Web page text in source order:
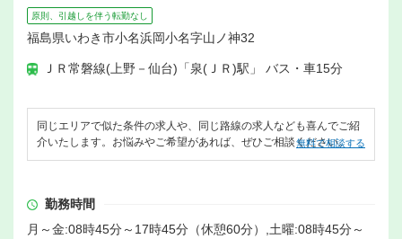
原則、引越しを伴う転勤なし
福島県いわき市小名浜岡小名字山ノ神32
ＪＲ常磐線(上野－仙台)「泉(ＪＲ)駅」 バス・車15分
同じエリアで似た条件の求人や、同じ路線の求人なども喜んでご紹
介いたします。お悩みやご希望があれば、ぜひご相談ください。
無料で相談する
勤務時間
月～金:08時45分～17時45分（休憩60分）,土曜:08時45分～